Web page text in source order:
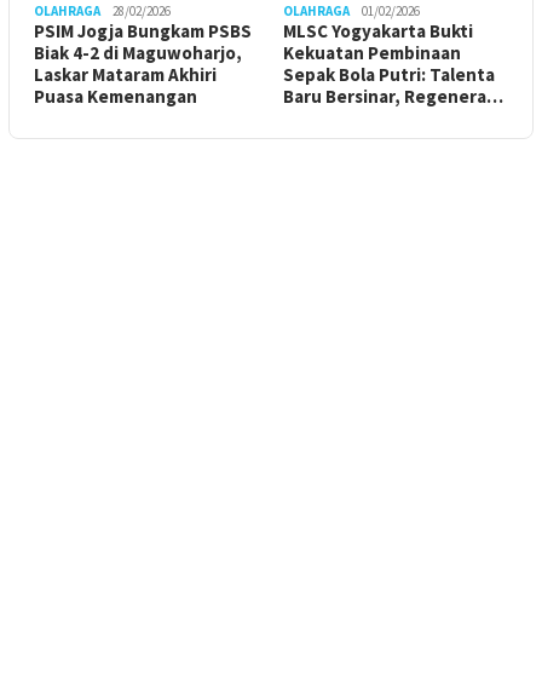
OLAHRAGA 28/02/2026
PSIM Jogja Bungkam PSBS
Biak 4-2 di Maguwoharjo,
Laskar Mataram Akhiri
Puasa Kemenangan
OLAHRAGA 01/02/2026
MLSC Yogyakarta Bukti
Kekuatan Pembinaan
Sepak Bola Putri: Talenta
Baru Bersinar, Regenera…